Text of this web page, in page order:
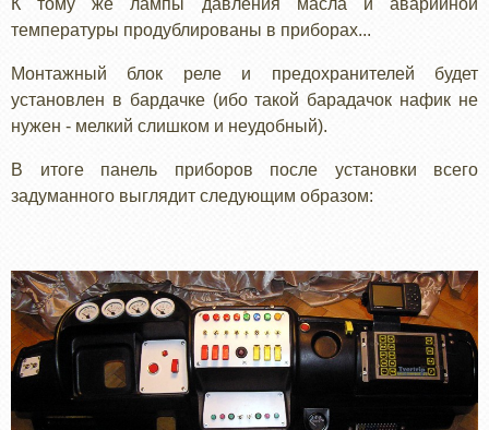
температуры продублированы в приборах...
Монтажный блок реле и предохранителей будет
установлен в бардачке (ибо такой барадачок нафик не
нужен - мелкий слишком и неудобный).
В итоге панель приборов после установки всего
задуманного выглядит следующим образом: